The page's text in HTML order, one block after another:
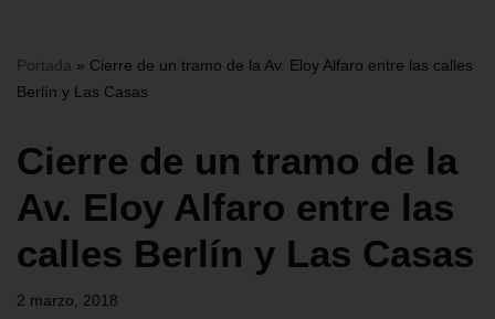
Portada » Cierre de un tramo de la Av. Eloy Alfaro entre las calles
Berlín y Las Casas
Cierre de un tramo de la
Av. Eloy Alfaro entre las
calles Berlín y Las Casas
2 marzo, 2018